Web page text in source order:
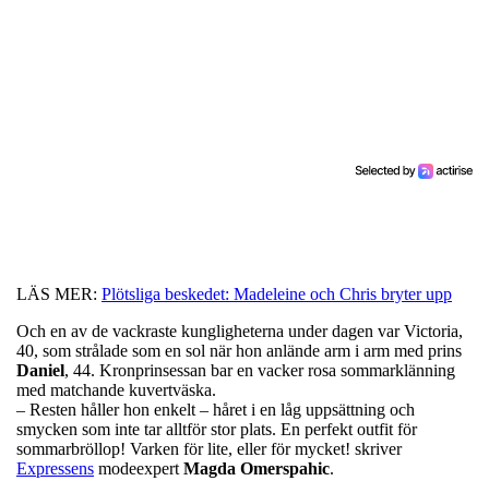
LÄS MER: Plötsliga beskedet: Madeleine och Chris bryter upp
Och en av de vackraste kungligheterna under dagen var Victoria,
40, som strålade som en sol när hon anlände arm i arm med prins
Daniel, 44. Kronprinsessan bar en vacker rosa sommarklänning
med matchande kuvertväska.
– Resten håller hon enkelt – håret i en låg uppsättning och
smycken som inte tar alltför stor plats. En perfekt outfit för
sommarbröllop! Varken för lite, eller för mycket! skriver
Expressens modeexpert Magda Omerspahic.